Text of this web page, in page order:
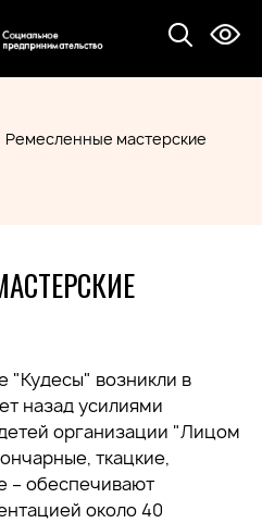
Ремесленные мастерские
"Кудесы" возникли в
назад усилиями
организации "Лицом
ткацкие,
– обеспечивают
около 40